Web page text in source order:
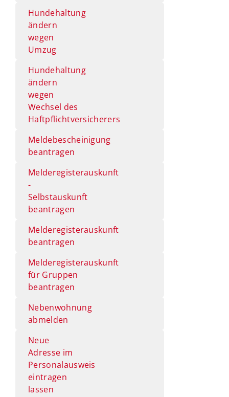
Hundehaltung
ändern
wegen
Umzug
Hundehaltung
ändern
wegen
Wechsel des
Haftpflichtversicherers
Meldebescheinigung
beantragen
Melderegisterauskunft
-
Selbstauskunft
beantragen
Melderegisterauskunft
beantragen
Melderegisterauskunft
für Gruppen
beantragen
Nebenwohnung
abmelden
Neue
Adresse im
Personalausweis
eintragen
lassen